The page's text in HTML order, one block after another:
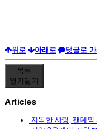
위로 아래로 댓글로
목록
열기 닫기
Articles
지독한 사랑, 팬데